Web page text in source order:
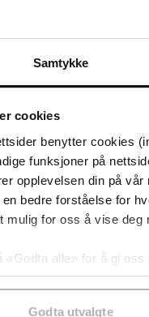
Samtykke
cookies
benytter cookies
funksjoner på
opplevelsen din på
bedre forståelse for
mulig for oss å vise deg
«Godta alle» for å gi
til spesifikke formål
Godta utvalgte
Jørn Lier
EBOK